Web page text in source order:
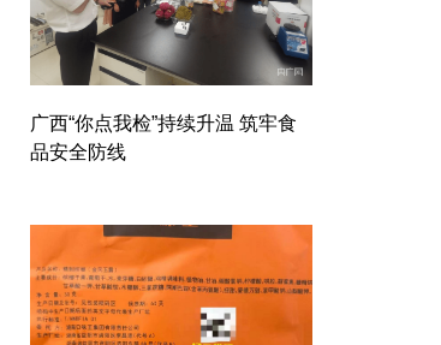
广西“你点我检”持续升温 筑牢食
品安全防线